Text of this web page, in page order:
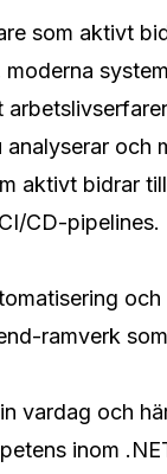
som aktivt
analyserar och
aktivt bidrar
CD-pipelines.
ramverk
vardag och
inom